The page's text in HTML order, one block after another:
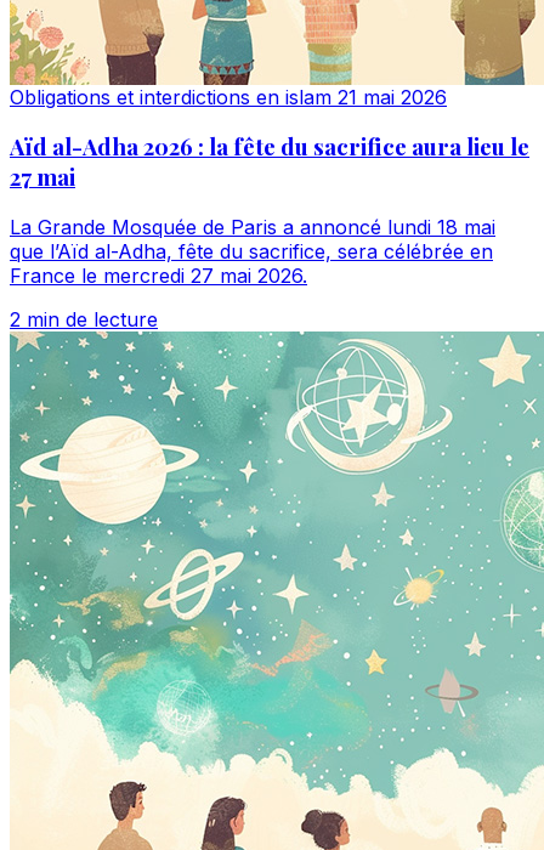
Obligations et interdictions en islam 21 mai 2026
Aïd al-Adha 2026 : la fête du sacrifice aura lieu le
27 mai
La Grande Mosquée de Paris a annoncé lundi 18 mai
que l’Aïd al-Adha, fête du sacrifice, sera célébrée en
France le mercredi 27 mai 2026.
2 min de lecture